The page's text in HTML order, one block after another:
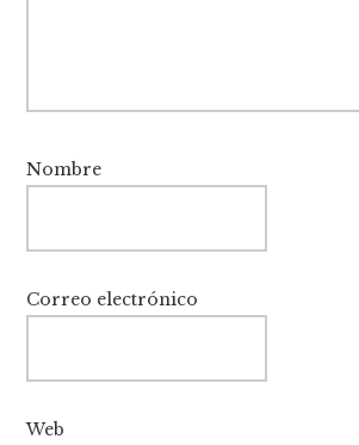
Nombre
Correo electrónico
Web